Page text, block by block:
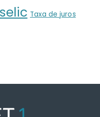
selic Taxa de juros